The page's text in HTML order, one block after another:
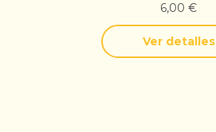
6,00 €
Ver detalles